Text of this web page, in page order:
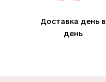
Доставка день в
день